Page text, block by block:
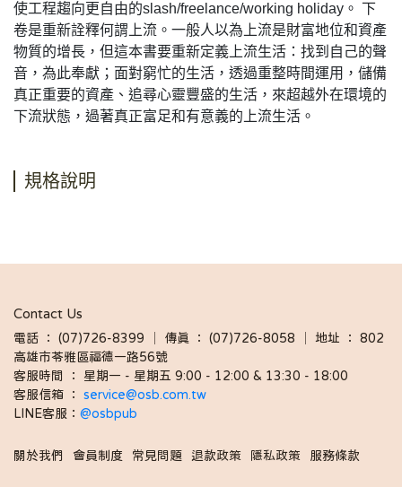
使工程趨向更自由的slash/freelance/working holiday。 下
卷是重新詮釋何謂上流。一般人以為上流是財富地位和資產
物質的增長，但這本書要重新定義上流生活：找到自己的聲
音，為此奉獻；面對窮忙的生活，透過重整時間運用，儲備
真正重要的資產、追尋心靈豐盛的生活，來超越外在環境的
下流狀態，過著真正富足和有意義的上流生活。
規格說明
Contact Us
電話 ： (07)726-8399 │ 傳真 ： (07)726-8058 │ 地址 ： 802
高雄市苓雅區福德一路56號
客服時間 ： 星期一 - 星期五 9:00 - 12:00 & 13:30 - 18:00
客服信箱 ： service@osb.com.tw
LINE客服： @osbpub
關於我們 會員制度 常見問題 退款政策 隱私政策 服務條款